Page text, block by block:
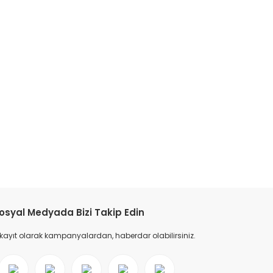
Medyada Bizi Takip Edin
olarak kampanyalardan, haberdar olabilirsiniz.